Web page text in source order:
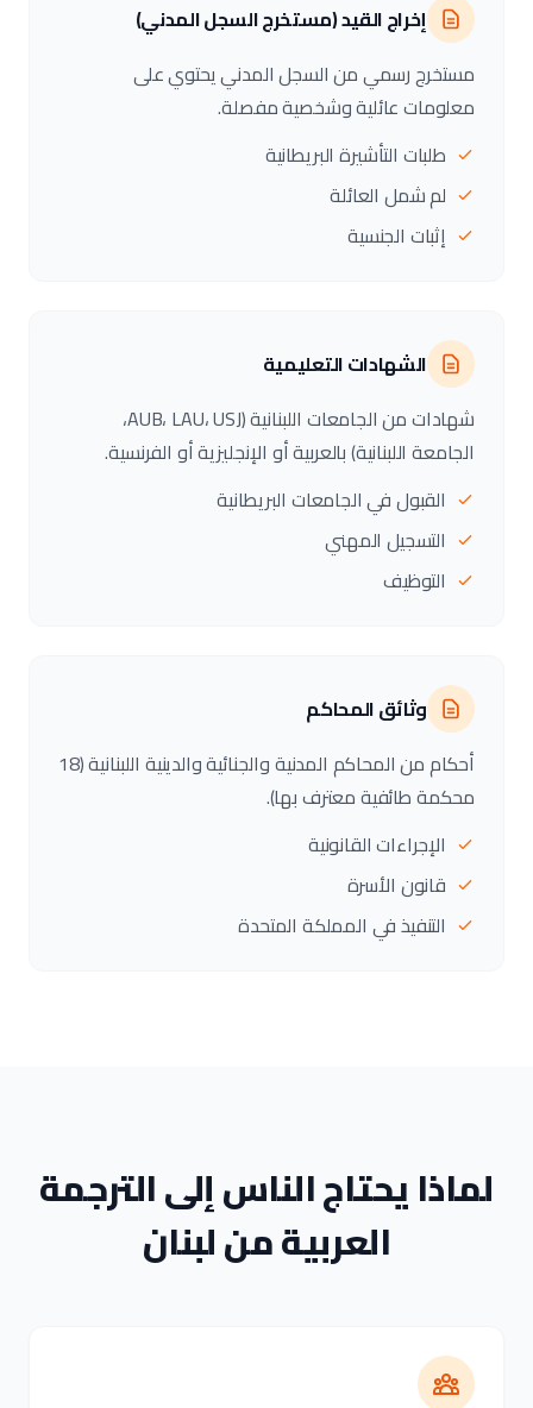
إخراج القيد (مستخرج السجل المدني)
مستخرج رسمي من السجل المدني يحتوي على
معلومات عائلية وشخصية مفصلة.
طلبات التأشيرة البريطانية
لم شمل العائلة
إثبات الجنسية
الشهادات التعليمية
شهادات من الجامعات اللبنانية (AUB، LAU، USJ،
الجامعة اللبنانية) بالعربية أو الإنجليزية أو الفرنسية.
القبول في الجامعات البريطانية
التسجيل المهني
التوظيف
وثائق المحاكم
أحكام من المحاكم المدنية والجنائية والدينية اللبنانية (18
محكمة طائفية معترف بها).
الإجراءات القانونية
قانون الأسرة
التنفيذ في المملكة المتحدة
لماذا يحتاج الناس إلى الترجمة
العربية من لبنان